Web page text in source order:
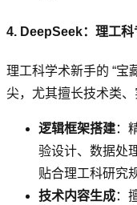
4. DeepSeek：理工
理工科学术新手的 “宝
尖，尤其擅长技术类、
逻辑框架搭建：
验设计、数据处
贴合理工科研究
技术内容生成：